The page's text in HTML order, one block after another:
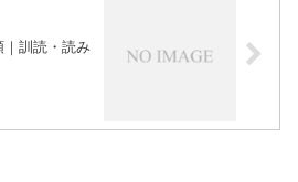
｜訓読・読み